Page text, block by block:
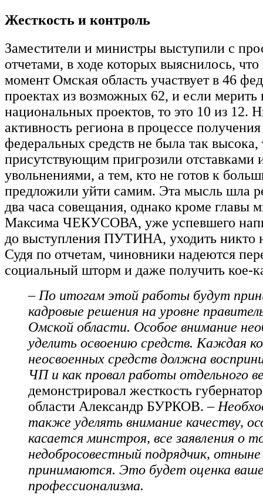
Жесткость и контроль
Заместители и министры выступили с
отчетами, в ходе которых выяснилось,
момент Омская область участвует в 46
проектах из возможных 62, и если мерить
национальных проектов, то это 10 из 12.
активность региона в процессе
федеральных средств не была так
присутствующим пригрозили отставками
увольнениями, а тем, кто не готов к
предложили уйти самим. Эта мысль шла
два часа совещания, однако кроме главы
Максима ЧЕКУСОВА, уже успевшего
до выступления ПУТИНА, уходить никто
Судя по отчетам, чиновники надеются
социальный шторм и даже получить кое-
– По итогам этой работы будут
кадровые решения на уровне
Омской области. Особое внимание
уделить освоению средств. Каждая
неосвоенных средств должна
ЧП и как провал работы отдельного
демонстрировал жесткость
области Александр БУРКОВ.–
также уделять внимание качеству,
касается минстроя, все заявления о
недобросовестный подрядчик, отныне
принимаются. Это будет оценка
профессионализма.